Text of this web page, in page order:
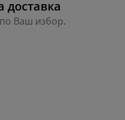
доставка
Ваш избор.